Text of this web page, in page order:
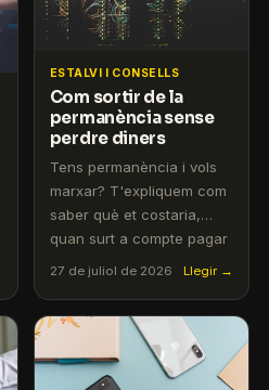
ESTALVI I CONSELLS
Com sortir de la
permanència sense
perdre diners
Tens permanència i vols
marxar? T'expliquem com
saber què et costaria,
quan surt a compte pagar
27 de juliol de 2026 Llegir →